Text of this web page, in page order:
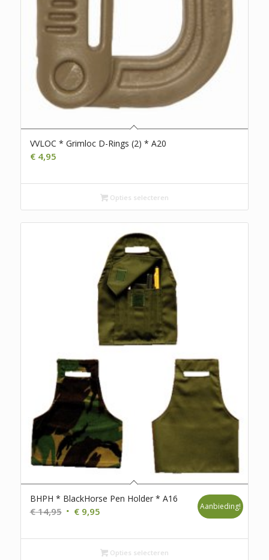
VVLOC * Grimloc D-Rings (2) * A20
€4,95
Opties selecteren
BHPH * BlackHorse Pen Holder * A16
€14,95 Oorspronkelijke
was:
€9,95Huidige
is:
€ 9,95.
Aanbieding!
Opties selecteren